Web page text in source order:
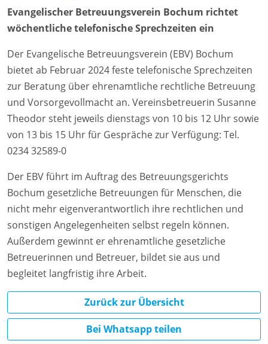
Evangelischer Betreuungsverein Bochum richtet
wöchentliche telefonische Sprechzeiten ein
Der Evangelische Betreuungsverein (EBV) Bochum
bietet ab Februar 2024 feste telefonische Sprechzeiten
zur Beratung über ehrenamtliche rechtliche Betreuung
und Vorsorgevollmacht an. Vereinsbetreuerin Susanne
Theodor steht jeweils dienstags von 10 bis 12 Uhr sowie
von 13 bis 15 Uhr für Gespräche zur Verfügung: Tel.
0234 32589-0
Der EBV führt im Auftrag des Betreuungsgerichts
Bochum gesetzliche Betreuungen für Menschen, die
nicht mehr eigenverantwortlich ihre rechtlichen und
sonstigen Angelegenheiten selbst regeln können.
Außerdem gewinnt er ehrenamtliche gesetzliche
Betreuerinnen und Betreuer, bildet sie aus und
begleitet langfristig ihre Arbeit.
Zurück zur Übersicht
Bei Whatsapp teilen